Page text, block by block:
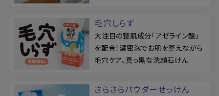
毛穴しらず
大注目の整肌成分「アゼライン酸」
を配合！濃密泡でお肌を整えながら
毛穴ケア、真っ黒な洗顔石けん
さらさらパウダーせっけん